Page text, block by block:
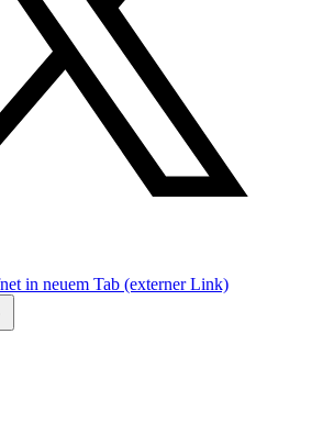
in neuem Tab (externer Link)